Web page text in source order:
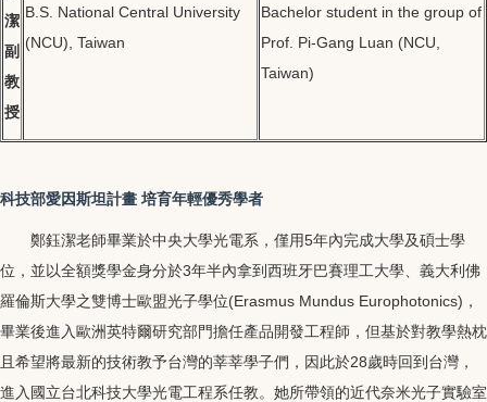
潔
副
教
授
B.S. National Central University
(NCU), Taiwan
Bachelor student in the group of
Prof. Pi-Gang Luan (NCU,
Taiwan)
科技部愛因斯坦計畫 培育年輕優秀學者
鄭鈺潔老師畢業於中央大學光電系，僅用5年內完成大學及碩士學
位，並以全額獎學金身分於3年半內拿到西班牙巴賽理工大學、義大利佛
羅倫斯大學之雙博士歐盟光子學位(Erasmus Mundus Europhotonics)，
畢業後進入歐洲英特爾研究部門擔任產品開發工程師，但基於對教學熱枕
且希望將最新的技術教予台灣的莘莘學子們，因此於28歲時回到台灣，
進入國立台北科技大學光電工程系任教。她所帶領的近代奈米光子實驗室